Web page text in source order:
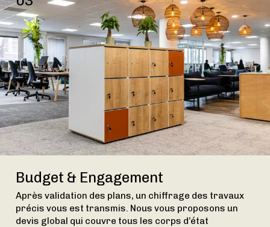
Budget & Engagement
Après validation des plans, un chiffrage des travaux
précis vous est transmis. Nous vous proposons un
devis global qui couvre tous les corps d’état